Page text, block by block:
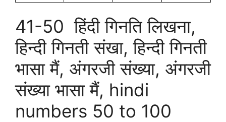
41-50 हिंदी गिनति लिखना,
हिन्दी गिनती संखा, हिन्दी गिनती
भासा मैं, अंगरजी संख्या, अंगरजी
संख्या भासा मैं, hindi
numbers 50 to 100